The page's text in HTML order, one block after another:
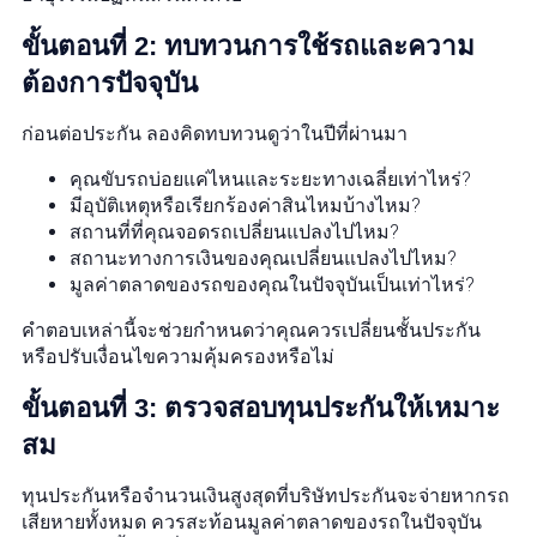
ขั้นตอนที่ 2: ทบทวนการใช้รถและความ
ต้องการปัจจุบัน
ก่อนต่อประกัน ลองคิดทบทวนดูว่าในปีที่ผ่านมา
คุณขับรถบ่อยแค่ไหนและระยะทางเฉลี่ยเท่าไหร่?
มีอุบัติเหตุหรือเรียกร้องค่าสินไหมบ้างไหม?
สถานที่ที่คุณจอดรถเปลี่ยนแปลงไปไหม?
สถานะทางการเงินของคุณเปลี่ยนแปลงไปไหม?
มูลค่าตลาดของรถของคุณในปัจจุบันเป็นเท่าไหร่?
คำตอบเหล่านี้จะช่วยกำหนดว่าคุณควรเปลี่ยนชั้นประกัน
หรือปรับเงื่อนไขความคุ้มครองหรือไม่
ขั้นตอนที่ 3: ตรวจสอบทุนประกันให้เหมาะ
สม
ทุนประกันหรือจำนวนเงินสูงสุดที่บริษัทประกันจะจ่ายหากรถ
เสียหายทั้งหมด ควรสะท้อนมูลค่าตลาดของรถในปัจจุบัน